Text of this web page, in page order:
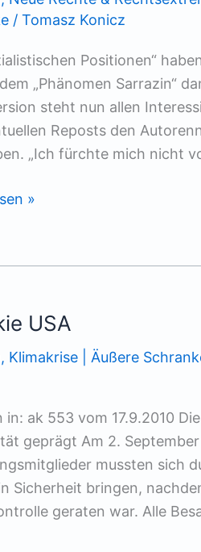
/ Tomasz Konicz
Positionen“
„Phänomen Sarrazin“
steht nun allen
Reposts den
„Ich fürchte mich nicht
»
USA
, Klimakrise | Äußere
in: ak 553 vom 17.9.2010
geprägt Am 2.
mussten sich
Sicherheit bringen,
geraten war. Alle